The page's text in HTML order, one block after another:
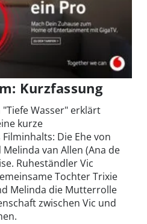
Kurzfassung
"Tiefe Wasser" erklärt
kurze
Die Ehe von
van Allen (Ana de
Ruheständler Vic
Tochter Trixie
Melinda die Mutterrolle
zwischen Vic und